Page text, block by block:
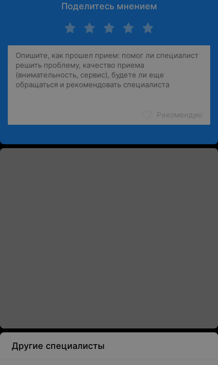
Поделитесь мнением
Рекомендую
Другие специалисты